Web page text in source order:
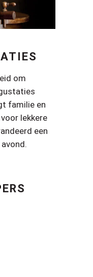
om
familie en
lekkere
een